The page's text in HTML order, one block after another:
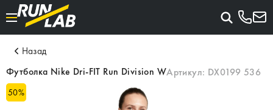
Назад
Футболка Nike Dri-FIT Run Division WАртикул: DX0199 536
50%